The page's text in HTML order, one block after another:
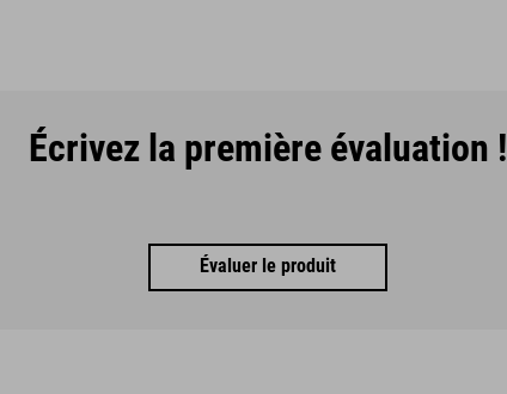
Écrivez la première évaluation !
Évaluer le produit